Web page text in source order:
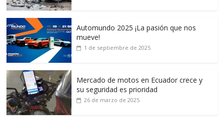
Automundo 2025 ¡La pasión que nos
mueve!
1 de septiembre de 2025
Mercado de motos en Ecuador crece y
su seguridad es prioridad
26 de marzo de 2025